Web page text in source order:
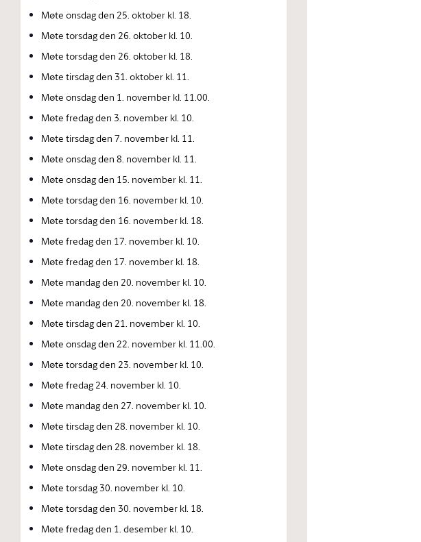
Møte onsdag den 25. oktober kl. 18.
Møte torsdag den 26. oktober kl. 10.
Møte torsdag den 26. oktober kl. 18.
Møte tirsdag den 31. oktober kl. 11.
Møte onsdag den 1. november kl. 11.00.
Møte fredag den 3. november kl. 10.
Møte tirsdag den 7. november kl. 11.
Møte onsdag den 8. november kl. 11.
Møte onsdag den 15. november kl. 11.
Møte torsdag den 16. november kl. 10.
Møte torsdag den 16. november kl. 18.
Møte fredag den 17. november kl. 10.
Møte fredag den 17. november kl. 18.
Møte mandag den 20. november kl. 10.
Møte mandag den 20. november kl. 18.
Møte tirsdag den 21. november kl. 10.
Møte onsdag den 22. november kl. 11.00.
Møte torsdag den 23. november kl. 10.
Møte fredag 24. november kl. 10.
Møte mandag den 27. november kl. 10.
Møte tirsdag den 28. november kl. 10.
Møte tirsdag den 28. november kl. 18.
Møte onsdag den 29. november kl. 11.
Møte torsdag 30. november kl. 10.
Møte torsdag den 30. november kl. 18.
Møte fredag den 1. desember kl. 10.